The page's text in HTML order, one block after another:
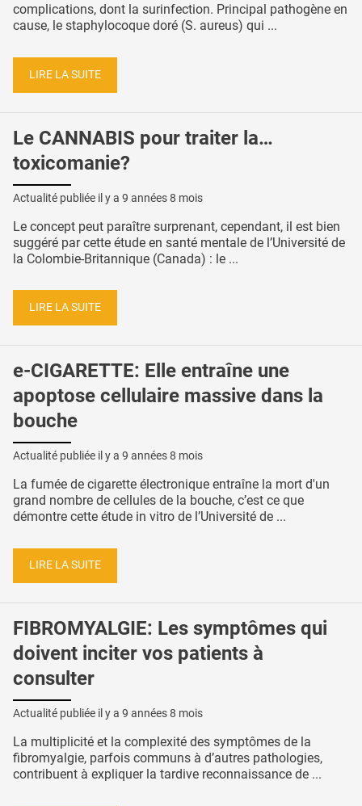
complications, dont la surinfection. Principal pathogène en
cause, le staphylocoque doré (S. aureus) qui ...
LIRE LA SUITE
Le CANNABIS pour traiter la…
toxicomanie?
Actualité publiée il y a 9 années 8 mois
Le concept peut paraître surprenant, cependant, il est bien
suggéré par cette étude en santé mentale de l’Université de
la Colombie-Britannique (Canada) : le ...
LIRE LA SUITE
e-CIGARETTE: Elle entraîne une
apoptose cellulaire massive dans la
bouche
Actualité publiée il y a 9 années 8 mois
La fumée de cigarette électronique entraîne la mort d'un
grand nombre de cellules de la bouche, c’est ce que
démontre cette étude in vitro de l’Université de ...
LIRE LA SUITE
FIBROMYALGIE: Les symptômes qui
doivent inciter vos patients à
consulter
Actualité publiée il y a 9 années 8 mois
La multiplicité et la complexité des symptômes de la
fibromyalgie, parfois communs à d’autres pathologies,
contribuent à expliquer la tardive reconnaissance de ...